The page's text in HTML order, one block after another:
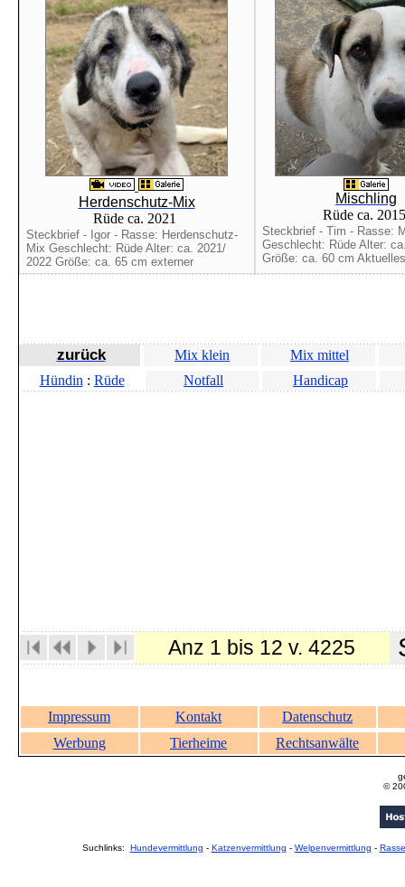
Herdenschutz-Mix
Rüde ca. 2021
Steckbrief - Igor - Rasse: Herdenschutz-
Mix Geschlecht: Rüde Alter: ca. 2021/
2022 Größe: ca. 65 cm externer
Mischling
Rüde ca.
Steckbrief - Tim - Rasse:
Geschlecht: Rüde Alter:
Größe: ca. 60 cm
zurück Mix klein
Mix mittel
Hündin : Rüde Notfall Handicap
Anz 1 bis 12 v. 4225
Impressum Kontakt
Datenschutz
Werbung
Tierheime Rechtsanwälte
©
Suchlinks: Hundevermittlung - Katzenvermittlung - Welpenvermittlung -